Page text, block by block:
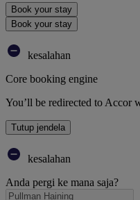
Book your stay
Book your stay
kesalahan
Core booking engine
You’ll be redirected to Accor
Tutup jendela
kesalahan
Anda pergi ke mana saja?